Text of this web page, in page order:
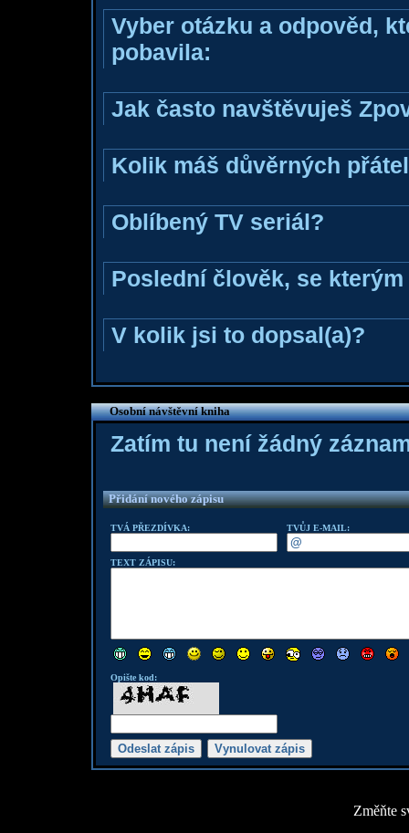
Vyber otázku a odpověd,
pobavila:
Jak často navštěvuješ
Kolik máš důvěrných
Oblíbený TV seriál?
Poslední člověk, se
V kolik jsi to dopsal(a)?
Osobní návštěvní kniha
Zatím tu není žádný
Přidání nového zápisu
TVÁ PŘEZDÍVKA: TVŮJ E-MAIL:
TEXT ZÁPISU:
Opište kod:
Změňte